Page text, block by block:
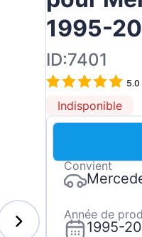
1995-
ID:7401
5.0
Indisponible
Convient
Année de
1995-